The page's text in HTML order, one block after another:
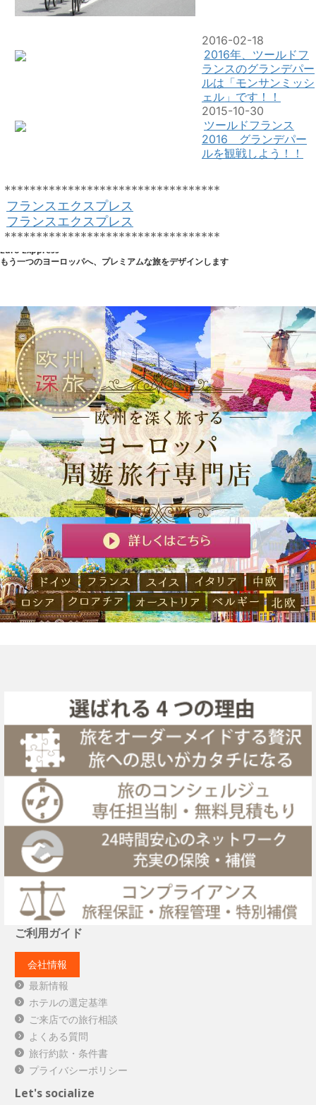
2016-02-18
2016年、ツールドフ
ランスのグランデパー
ルは「モンサンミッシ
ェル」です！！
2015-10-30
ツールドフランス
2016 グランデパー
ルを観戦しよう！！
**********************************
フランスエクスプレス
フランスエクスプレス
**********************************
Euro Exppress
もう一つのヨーロッパへ、プレミアムな旅をデザインします
ご利用ガイド
会社情報
最新情報
ホテルの選定基準
ご来店での旅行相談
よくある質問
旅行約款・条件書
プライバシーポリシー
Let's socialize